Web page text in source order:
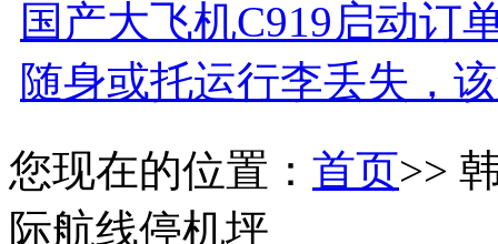
国产大飞机C919启动订
随身或托运行李丢失，
您现在的位置： 首页>>
际航线停机坪